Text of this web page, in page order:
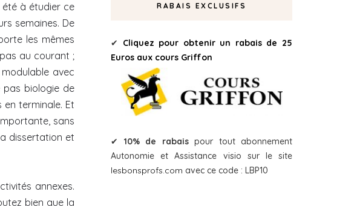
été à étudier ce
semaines. De
les mêmes
au courant ;
avec
biologie de
terminale. Et
sans
dissertation et
annexes.
bien que la
RABAIS EXCLUSIFS
✔ Cliquez pour obtenir un rabais de 25
Euros aux cours Griffon
✔ 10% de rabaispour tout abonnement
Autonomie et Assistance visio sur le site
lesbonsprofs.com avec ce code : LBP10